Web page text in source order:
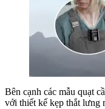
Bên cạnh các mẫu quạt
với thiết kế kẹp thắt lưng